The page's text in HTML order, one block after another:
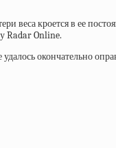
веса кроется в ее
Radar Online.
окончательно